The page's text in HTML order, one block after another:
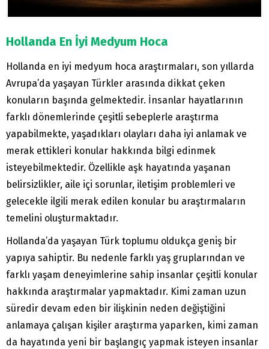
Hollanda En İyi Medyum Hoca
Hollanda en iyi medyum hoca araştırmaları, son yıllarda
Avrupa’da yaşayan Türkler arasında dikkat çeken
konuların başında gelmektedir. İnsanlar hayatlarının
farklı dönemlerinde çeşitli sebeplerle araştırma
yapabilmekte, yaşadıkları olayları daha iyi anlamak ve
merak ettikleri konular hakkında bilgi edinmek
isteyebilmektedir. Özellikle aşk hayatında yaşanan
belirsizlikler, aile içi sorunlar, iletişim problemleri ve
gelecekle ilgili merak edilen konular bu araştırmaların
temelini oluşturmaktadır.
Hollanda’da yaşayan Türk toplumu oldukça geniş bir
yapıya sahiptir. Bu nedenle farklı yaş gruplarından ve
farklı yaşam deneyimlerine sahip insanlar çeşitli konular
hakkında araştırmalar yapmaktadır. Kimi zaman uzun
süredir devam eden bir ilişkinin neden değiştiğini
anlamaya çalışan kişiler araştırma yaparken, kimi zaman
da hayatında yeni bir başlangıç yapmak isteyen insanlar